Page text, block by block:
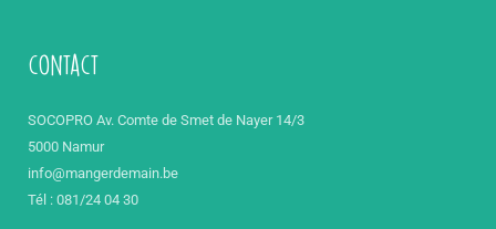
contact
SOCOPRO Av. Comte de Smet de Nayer 14/3
5000 Namur
info@mangerdemain.be
Tél : 081/24 04 30